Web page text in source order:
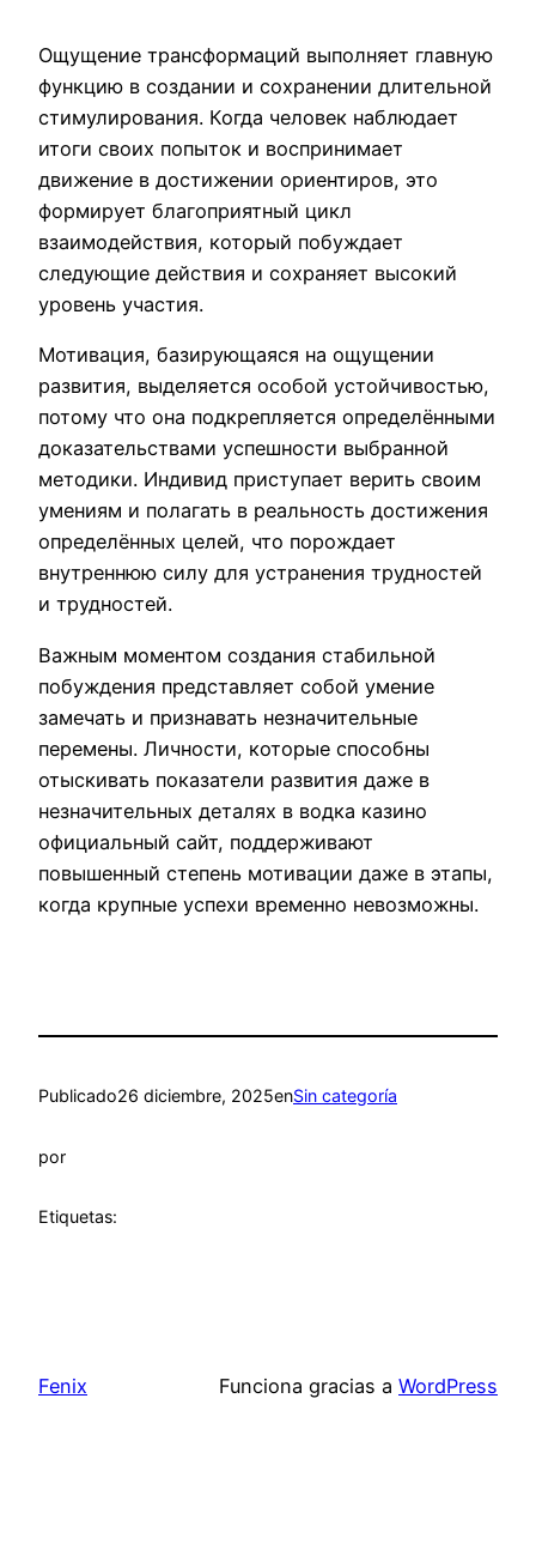
Ощущение трансформаций выполняет главную
функцию в создании и сохранении длительной
стимулирования. Когда человек наблюдает
итоги своих попыток и воспринимает
движение в достижении ориентиров, это
формирует благоприятный цикл
взаимодействия, который побуждает
следующие действия и сохраняет высокий
уровень участия.
Мотивация, базирующаяся на ощущении
развития, выделяется особой устойчивостью,
потому что она подкрепляется определёнными
доказательствами успешности выбранной
методики. Индивид приступает верить своим
умениям и полагать в реальность достижения
определённых целей, что порождает
внутреннюю силу для устранения трудностей
и трудностей.
Важным моментом создания стабильной
побуждения представляет собой умение
замечать и признавать незначительные
перемены. Личности, которые способны
отыскивать показатели развития даже в
незначительных деталях в водка казино
официальный сайт, поддерживают
повышенный степень мотивации даже в этапы,
когда крупные успехи временно невозможны.
Publicado26 diciembre, 2025enSin categoría
por
Etiquetas:
Fenix Funciona gracias a WordPress